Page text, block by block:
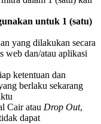
untuk 1 (satu)
yang dilakukan secara
web dan/atau aplikasi
ketentuan dan
berlaku sekarang
Cair atau Drop Out,
dapat